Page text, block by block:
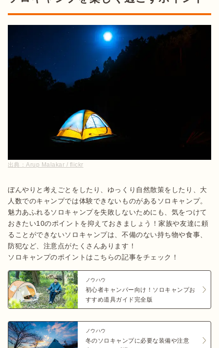
出典：Arup Malakar / flickr
ぼんやりと考えごとをしたり、ゆっくり自然散策をしたり、大
人数でのキャンプでは体験できないものがあるソロキャンプ。
魅力あふれるソロキャンプを失敗しないためにも、気をつけて
おきたい10のポイントを抑えておきましょう！家族や友達に頼
ることができないソロキャンプは、不備のない持ち物や食事、
防犯など、注意点がたくさんあります！
ノウハウ
初心者キャンパー向け！ソロキャンプお
すすめ道具ガイド完全版
ノウハウ
冬のソロキャンプに必要な装備や注意